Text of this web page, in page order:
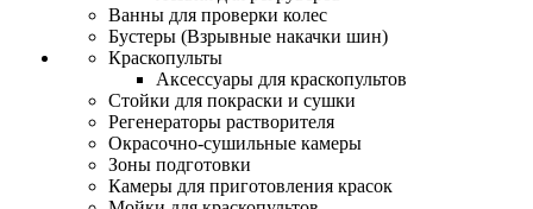
Ванны для проверки колес
Бустеры (Взрывные накачки шин)
Краскопульты
Аксессуары для краскопультов
Стойки для покраски и сушки
Регенераторы растворителя
Окрасочно-сушильные камеры
Зоны подготовки
Камеры для приготовления красок